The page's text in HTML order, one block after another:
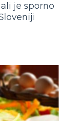
je sporno